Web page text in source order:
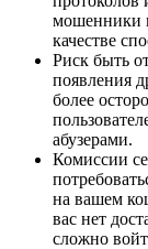
мошенники
качестве
Риск быть
появления
более
абузерами.
Комиссии
на вашем
вас нет
сложно